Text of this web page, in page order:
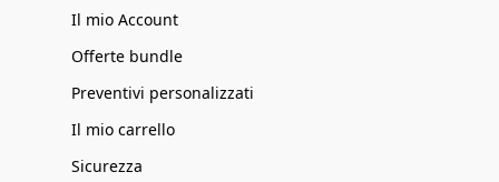
Il mio Account
Offerte bundle
Preventivi personalizzati
Il mio carrello
Sicurezza